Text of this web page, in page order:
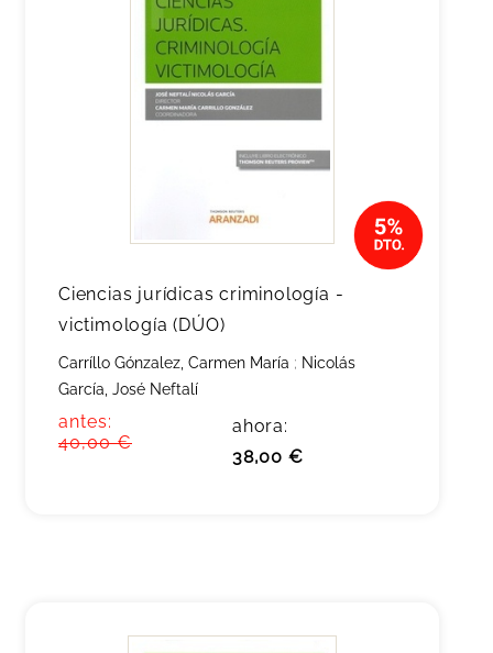
Ciencias jurídicas criminología -
victimología (DÚO)
Carríllo Gónzalez, Carmen María ; Nicolás
García, José Neftalí
antes:
40,00 €
ahora:
38,00 €